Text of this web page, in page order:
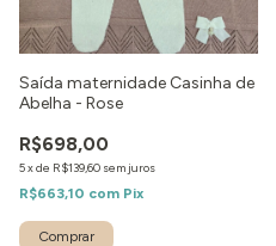
Saída maternidade Casinha de
Abelha - Rose
R$698,00
5xde R$139,60 sem juros
R$663,10 com Pix
Comprar